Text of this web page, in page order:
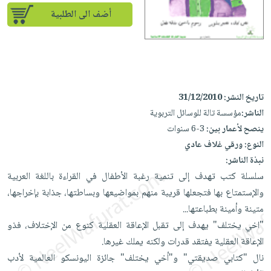
إختياراتنا
كتب
English
books
iKitab
بلا
طرحها
تحميل
iKitab
على
Android
تحميل
iKitab
على
Apple
أسئلة
يتكرر
طرحها
على
Android
تحميل
masmu3
على
Apple
المواضيع
الأكثر
وسائل
تعليمية
صندوق
القراءة
جوائز
تعليمية
جديد
الكل
أجهزة
العناية
الشخصية
العناية
وتصفيف
الشعر
العناية
بالجسم
المطبخ
والسفرة
جديد
الكل
أواني
الطهي
أدوات
متجر
الهدايا
أقسام
أضف الى الطلبية
تاريخ النشر:31/12/2010
الناشر:مؤسسة تالة للوسائل التربوية
ينصح لأعمار بين:3-6 سنوات
النوع:ورقي غلاف عادي
نبذة الناشر:
سلسلة كتب تهدف إلى تنمية رغبة الأطفال في القراءة باللغة العربية
والإستمتاع بها فتجعلها قريبة منهم بمواضيعها وبساطتها، جذابة بإخراجها،
متينة وأمينة بطباعتها...
"اخي يختلف" يهدف إلى تقبل الإعاقة العقلية كنوع من الإختلاف، فذو
الإعاقة العقلية يفتقد قدرات ولكنه يملك غيرها.
نال "كتابي صديقتي" و"أخي يختلف" جائزة اليونسكو العالمية لأدب